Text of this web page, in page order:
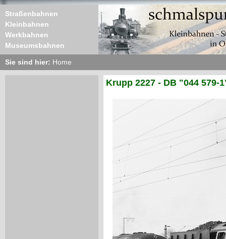
Straßenbahnen
Kleinbahnen
Werkbahnen
Museumsbahnen
Sie sind hier: Home
Krupp 2227 - DB "044 579-